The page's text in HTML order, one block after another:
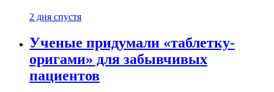
2 дня спустя
Ученые придумали «таблетку-
оригами» для забывчивых
пациентов